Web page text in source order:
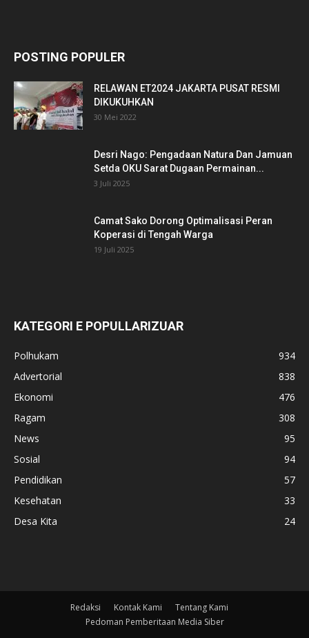
POSTING POPULER
RELAWAN ET2024 JAKARTA PUSAT RESMI
DIKUKUHKAN
30 Mei 2022
Desri Nago: Pengadaan Natura Dan Jamuan
Setda OKU Sarat Dugaan Permainan...
3 Juli 2025
Camat Sako Dorong Optimalisasi Peran
Koperasi di Tengah Warga
19 Juli 2025
KATEGORI E POPULLARIZUAR
Polhukam
934
Advertorial
838
Ekonomi
476
Ragam
308
News
95
Sosial
94
Pendidikan
57
Kesehatan
33
Desa Kita
24
Redaksi Kontak Kami
Tentang Kami
Pedoman Pemberitaan Media Siber